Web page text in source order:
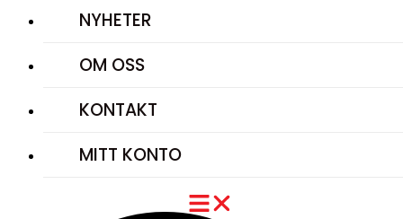
NYHETER
OM OSS
KONTAKT
MITT KONTO